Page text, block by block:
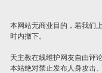
本网站无商业目的，若我们
时内撤下。
天主教在线维护网友自由评
本站绝对禁止发布人身攻击